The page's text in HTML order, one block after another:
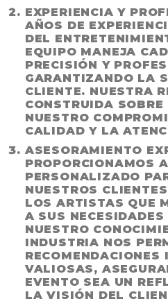
EXPERIENCIA Y
AÑOS DE
DEL
EQUIPO MANEJA
PRECISIÓN Y
GARANTIZANDO LA
CLIENTE. NUESTRA
CONSTRUIDA
NUESTRO
CALIDAD Y LA
ASESORAMIENTO
PROPORCIONAMOS
PERSONALIZADO
NUESTROS
LOS ARTISTAS QUE
A SUS
NUESTRO
INDUSTRIA NOS
RECOMENDACIONES
VALIOSAS,
EVENTO SEA UN
LA VISIÓN DEL